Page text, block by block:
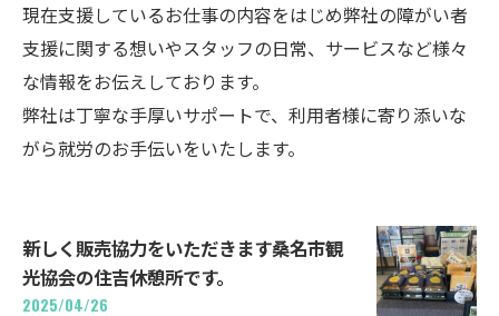
現在支援しているお仕事の内容をはじめ弊社の障がい者
支援に関する想いやスタッフの日常、サービスなど様々
な情報をお伝えしております。
弊社は丁寧な手厚いサポートで、利用者様に寄り添いな
がら就労のお手伝いをいたします。
新しく販売協力をいただきます桑名市観
光協会の住吉休憩所です。
2025/04/26